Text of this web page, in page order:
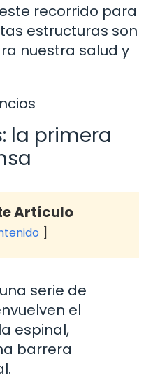
recorrido para
estructuras son
nuestra salud y
la primera
Artículo
serie de
el
espinal,
barrera